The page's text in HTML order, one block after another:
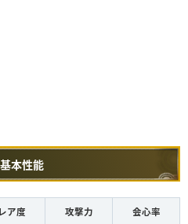
本性能
レア度 攻撃力 会心率